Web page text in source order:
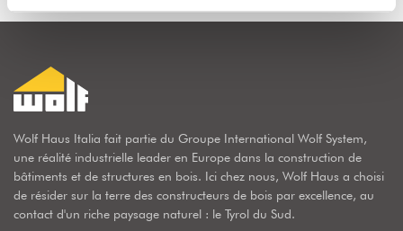
Wolf Haus Italia fait partie du Groupe International Wolf System,
une réalité industrielle leader en Europe dans la construction de
bâtiments et de structures en bois. Ici chez nous, Wolf Haus a choisi
de résider sur la terre des constructeurs de bois par excellence, au
contact d'un riche paysage naturel : le Tyrol du Sud.